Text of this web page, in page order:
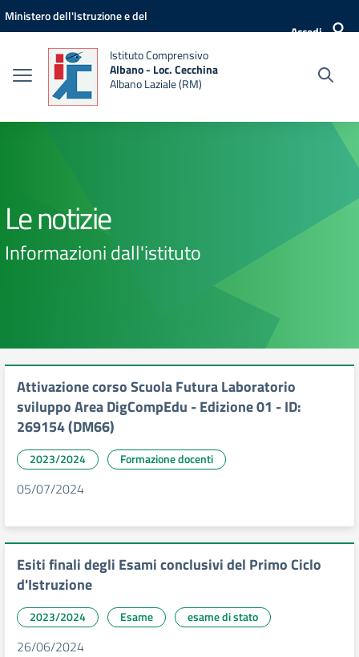
Vai ai contenuti
Vai al menu di navigazione
Vai al footer
Ministero dell'Istruzione e del
Accedi
Istituto Comprensivo
Albano - Loc. Cecchina
Albano Laziale (RM)
Le notizie
Informazioni dall'istituto
Attivazione corso Scuola Futura Laboratorio
sviluppo Area DigCompEdu - Edizione 01 - ID:
269154 (DM66)
2023/2024 Formazione docenti
05/07/2024
Esiti finali degli Esami conclusivi del Primo Ciclo
d'Istruzione
2023/2024 Esame esame di stato
26/06/2024